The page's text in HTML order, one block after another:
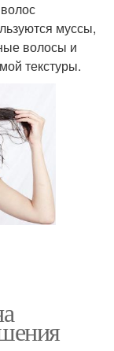
муссы,
волосы и
текстуры.